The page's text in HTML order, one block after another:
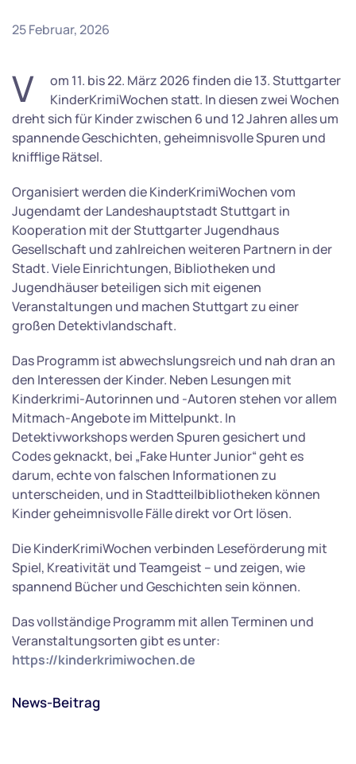
25 Februar, 2026
V
om 11. bis 22. März 2026 finden die 13. Stuttgarter
KinderKrimiWochen statt. In diesen zwei Wochen
dreht sich für Kinder zwischen 6 und 12 Jahren alles um
spannende Geschichten, geheimnisvolle Spuren und
knifflige Rätsel.
Organisiert werden die KinderKrimiWochen vom
Jugendamt der Landeshauptstadt Stuttgart in
Kooperation mit der Stuttgarter Jugendhaus
Gesellschaft und zahlreichen weiteren Partnern in der
Stadt. Viele Einrichtungen, Bibliotheken und
Jugendhäuser beteiligen sich mit eigenen
Veranstaltungen und machen Stuttgart zu einer
großen Detektivlandschaft.
Das Programm ist abwechslungsreich und nah dran an
den Interessen der Kinder. Neben Lesungen mit
Kinderkrimi-Autorinnen und -Autoren stehen vor allem
Mitmach-Angebote im Mittelpunkt. In
Detektivworkshops werden Spuren gesichert und
Codes geknackt, bei „Fake Hunter Junior“ geht es
darum, echte von falschen Informationen zu
unterscheiden, und in Stadtteilbibliotheken können
Kinder geheimnisvolle Fälle direkt vor Ort lösen.
Die KinderKrimiWochen verbinden Leseförderung mit
Spiel, Kreativität und Teamgeist – und zeigen, wie
spannend Bücher und Geschichten sein können.
Das vollständige Programm mit allen Terminen und
Veranstaltungsorten gibt es unter:
https://kinderkrimiwochen.de
News-Beitrag